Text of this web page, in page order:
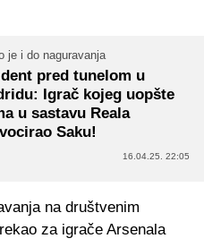
je i do naguravanja
pred tunelom u
Igrač kojeg uopšte
u sastavu Reala
Saku!
16.04.25. 22:05
na društvenim
za igrače Arsenala